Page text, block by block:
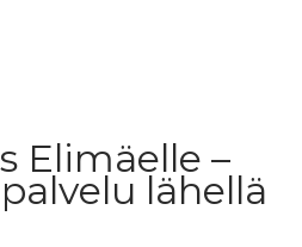
Elimäelle –
lähellä